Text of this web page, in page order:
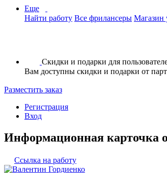
Еще
Найти работу Все фрилансеры Магазин
Скидки и подарки для
Вам доступны скидки и подарки от
Разместить заказ
Регистрация
Вход
Информационная карточка
Ссылка на работу